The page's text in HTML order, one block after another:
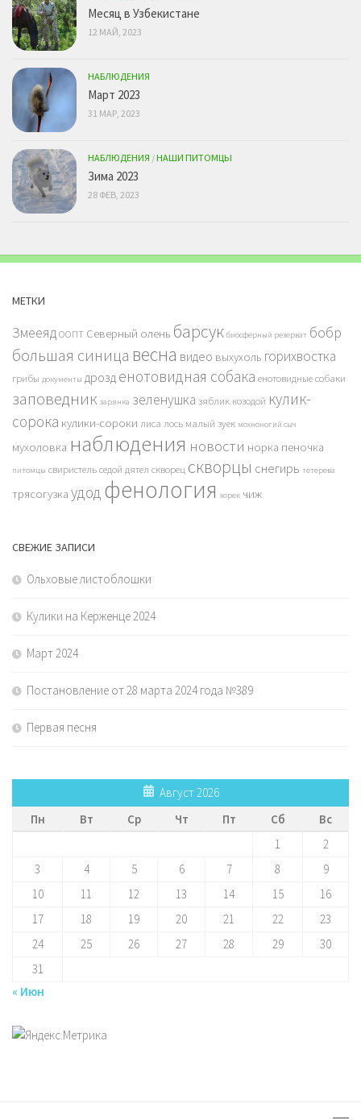
Месяц в Узбекистане
12 МАЙ, 2023
НАБЛЮДЕНИЯ
Март 2023
31 МАР, 2023
НАБЛЮДЕНИЯ /НАШИ ПИТОМЦЫ
Зима 2023
28 ФЕВ, 2023
МЕТКИ
ЗмееядООПТ Северный олень барсук биосферный резерват бобр
большая синица весна видео выхухоль горихвостка
грибы документы дрозд енотовидная собака енотовидные собаки
заповедник зарянка зеленушка зяблик козодой кулик-
сорока кулики-сороки лиса лось малый зуек мохноногий сыч
мухоловка наблюдения новости норка пеночка
питомцы свиристельседой дятел скворец скворцы снегирь тетерева
трясогузка удод фенология хорек чиж
СВЕЖИЕ ЗАПИСИ
Ольховые листоблошки
Кулики на Керженце 2024
Март 2024
Постановление от 28 марта 2024 года №389
Первая песня
Август 2026
Пн
Вт Ср Чт Пт Сб
Вс
1
2
3
4 5 6 7 8
9
10
11 12 13 14 15
16
17
18 19 20 21 22
23
24
25 26 27 28 29
30
31
« Июн